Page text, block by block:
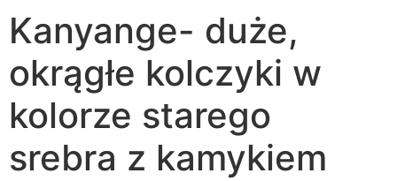
Kanyange- duże,
okrągłe kolczyki w
kolorze starego
srebra z kamykiem